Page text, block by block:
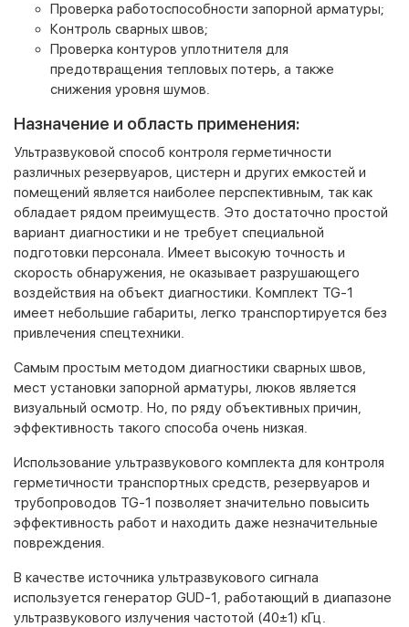
Проверка работоспособности запорной арматуры;
Контроль сварных швов;
Проверка контуров уплотнителя для
предотвращения тепловых потерь, а также
снижения уровня шумов.
Назначение и область применения:
Ультразвуковой способ контроля герметичности
различных резервуаров, цистерн и других емкостей и
помещений является наиболее перспективным, так как
обладает рядом преимуществ. Это достаточно простой
вариант диагностики и не требует специальной
подготовки персонала. Имеет высокую точность и
скорость обнаружения, не оказывает разрушающего
воздействия на объект диагностики. Комплект TG-1
имеет небольшие габариты, легко транспортируется без
привлечения спецтехники.
Самым простым методом диагностики сварных швов,
мест установки запорной арматуры, люков является
визуальный осмотр. Но, по ряду объективных причин,
эффективность такого способа очень низкая.
Использование ультразвукового комплекта для контроля
герметичности транспортных средств, резервуаров и
трубопроводов TG-1 позволяет значительно повысить
эффективность работ и находить даже незначительные
повреждения.
В качестве источника ультразвукового сигнала
используется генератор GUD-1, работающий в диапазоне
ультразвукового излучения частотой (40±1) кГц.